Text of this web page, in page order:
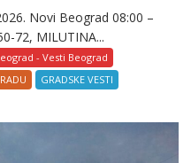
Novi Beograd 08:00 –
72, MILUTINA...
- Vesti Beograd
GRADSKE VESTI